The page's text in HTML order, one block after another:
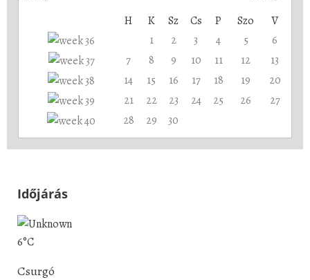
H K Sz Cs P Szo
V
1
2 3 4 5
6
7
8 9 10 11 12
13
14
15 16 17 18 19
20
21
22 23 24 25 26
27
28
29 30
Időjárás
6°C
Csurgó